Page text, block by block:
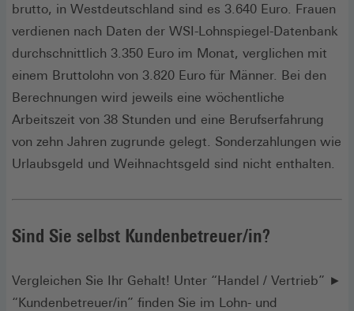
brutto, in Westdeutschland sind es 3.640 Euro. Frauen
verdienen nach Daten der WSI-Lohnspiegel-Datenbank
durchschnittlich 3.350 Euro im Monat, verglichen mit
einem Bruttolohn von 3.820 Euro für Männer. Bei den
Berechnungen wird jeweils eine wöchentliche
Arbeitszeit von 38 Stunden und eine Berufserfahrung
von zehn Jahren zugrunde gelegt. Sonderzahlungen wie
Urlaubsgeld und Weihnachtsgeld sind nicht enthalten.
Sind Sie selbst Kundenbetreuer/in?
Vergleichen Sie Ihr Gehalt! Unter “Handel / Vertrieb” ►
“Kundenbetreuer/in” finden Sie im Lohn- und